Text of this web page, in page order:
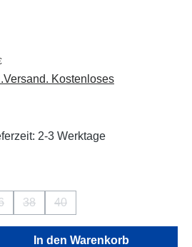
Kostenloses
2-3 Werktage
nicht verfügbar.)
38 40
Gib den gewünschten
In den Warenkorb